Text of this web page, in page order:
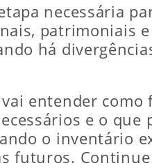
necessária
patrimoniais
há
entender
e o
o inventário
futuros.